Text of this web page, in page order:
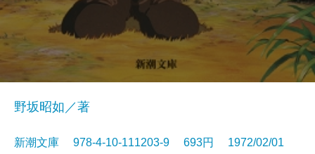
野坂昭如／著
新潮文庫 978-4-10-111203-9 693円 1972/02/01